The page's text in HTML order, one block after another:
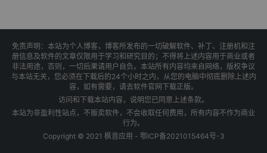
免责声明：本站为个人博客，博客所发布的一切破解软件、补丁、注册机和注
册信息及软件的文章仅限用于学习和研究目的；不得将上述内容用于商业或者
非法用途，否则，一切后果请用户自负。本站所有内容均来自网络，版权争议
与本站无关，您必须在下载后的24个小时之内，从您的电脑中彻底删除上述内
容，如有需要，请去软件官网下载正版。
访问和下载本站内容，说明您已同意上述条款。
本站为非盈利性站点，不贩卖软件，不会收取任何费用，所有内容不作为商业
行为。
Copyright © 2021 枫音应用 - 鄂ICP备2021015464号-3